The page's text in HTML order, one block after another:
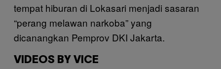
tempat hiburan di Lokasari menjadi sasaran
“perang melawan narkoba” yang
dicanangkan Pemprov DKI Jakarta.
VIDEOS BY VICE